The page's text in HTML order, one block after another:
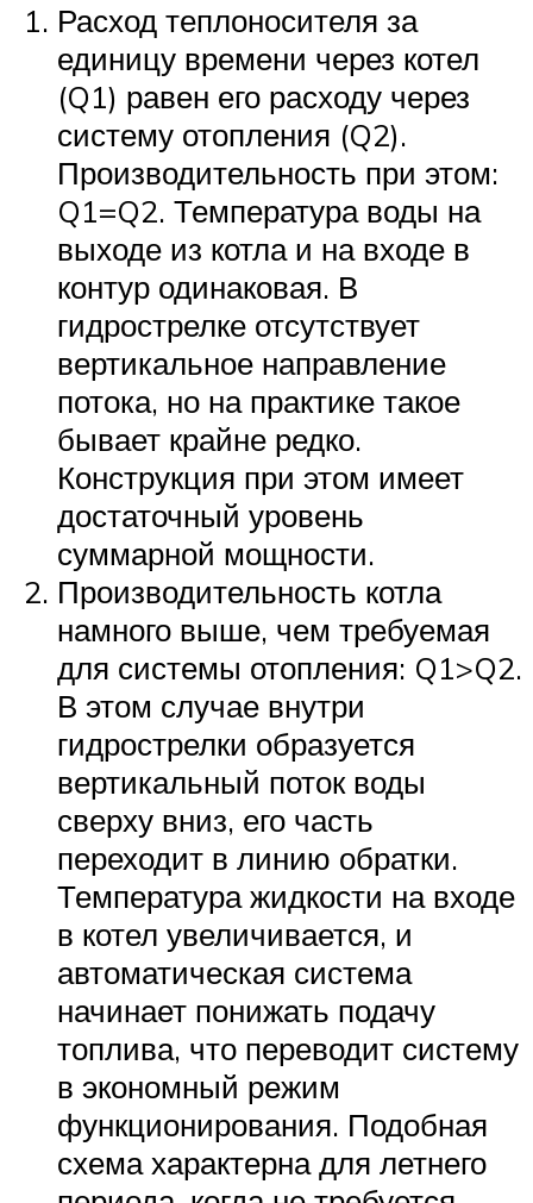
Расход теплоносителя за
единицу времени через котел
(Q1) равен его расходу через
систему отопления (Q2).
Производительность при этом:
Q1=Q2. Температура воды на
выходе из котла и на входе в
контур одинаковая. В
гидрострелке отсутствует
вертикальное направление
потока, но на практике такое
бывает крайне редко.
Конструкция при этом имеет
достаточный уровень
суммарной мощности.
Производительность котла
намного выше, чем требуемая
для системы отопления: Q1>Q2.
В этом случае внутри
гидрострелки образуется
вертикальный поток воды
сверху вниз, его часть
переходит в линию обратки.
Температура жидкости на входе
в котел увеличивается, и
автоматическая система
начинает понижать подачу
топлива, что переводит систему
в экономный режим
функционирования. Подобная
схема характерна для летнего